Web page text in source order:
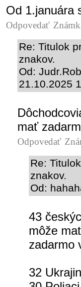
Od 1.januára
Odpovedať
Re: Titulok
znakov.
Od:
21.10.2025
mať
Odpovedať
Re:
znakov.
Od:
43
môže
zadarmo
32